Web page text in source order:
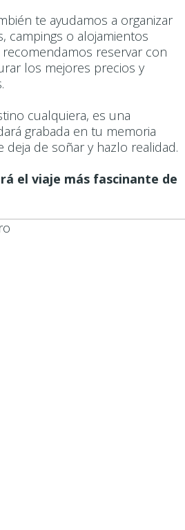
te ayudamos a organizar
campings o alojamientos
reservar con
los mejores precios y
cualquiera, es una
grabada en tu memoria
deja de soñar y hazlo realidad.
el viaje más fascinante de